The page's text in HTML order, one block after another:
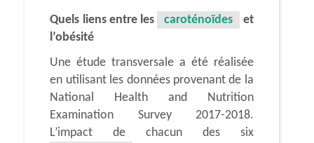
Quels liens entre les
caroténoïdes
et
l’obésité
Une étude transversale a été réalisée
en utilisant les données provenant de la
National Health and Nutrition
Examination Survey 2017-2018.
L’impact de chacun des six